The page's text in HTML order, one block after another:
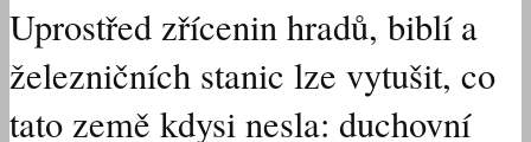
Uprostřed zřícenin hradů, biblí a
železničních stanic lze vytušit, co
tato země kdysi nesla: duchovní